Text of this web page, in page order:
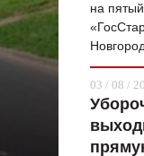
на
03 / 08 /